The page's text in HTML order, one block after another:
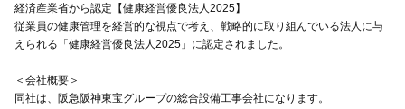
経済産業省から認定【健康経営優良法人2025】
従業員の健康管理を経営的な視点で考え、戦略的に取り組んでいる法人に与
えられる「健康経営優良法人2025」に認定されました。
＜会社概要＞
同社は、阪急阪神東宝グループの総合設備工事会社になります。